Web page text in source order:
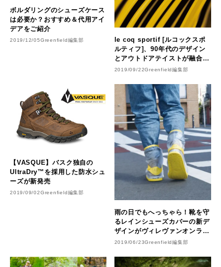
ボルダリングのシューズケース
は必要か？おすすめ＆代用アイ
デアをご紹介
2019/12/05Greenfield編集部
le coq sportif [ルコックスポ
ルティフ]、90年代のデザイン
とアウトドアテイストが融合し
た高機能シューズ〈L-
にリリース
2019/09/22Greenfield編集部
【VASQUE】バスク独自の
UltraDry™を採用した防水シュ
ーズが新発売
2019/09/02Greenfield編集部
雨の日でもへっちゃら！靴を守
るレインシューズカバーの新デ
ザインがヴィレヴァンオンライ
ンに登場
2019/06/23Greenfield編集部